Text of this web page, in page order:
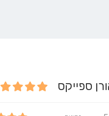
ספייקס